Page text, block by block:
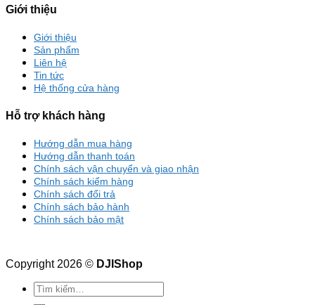
Giới thiệu
Giới thiệu
Sản phẩm
Liên hệ
Tin tức
Hệ thống cửa hàng
Hỗ trợ khách hàng
Hướng dẫn mua hàng
Hướng dẫn thanh toán
Chính sách vận chuyển và giao nhận
Chính sách kiểm hàng
Chính sách đổi trả
Chính sách bảo hành
Chính sách bảo mật
Copyright 2026 © DJIShop
Tìm
kiếm: